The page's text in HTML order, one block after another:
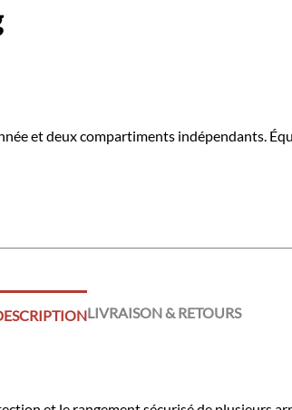
et deux compartiments indépendants.
LIVRAISON & RETOURS